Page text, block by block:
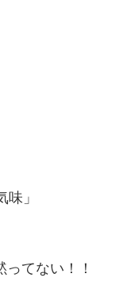
」
てない！！